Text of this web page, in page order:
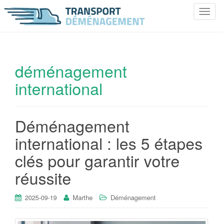
T
déménagement
international
Déménagement
international : les 5 étapes
clés pour garantir votre
réussite
2025-09-19 Marthe Déménagement